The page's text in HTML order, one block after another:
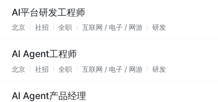
AI平台研发工程师
北京 社招 全职 互联网 / 电子 / 网游 研发
AI Agent工程师
北京 社招 全职 互联网 / 电子 / 网游 研发
AI Agent产品经理